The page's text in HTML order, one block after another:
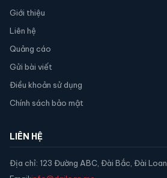
Giới thiệu
Liên hệ
Quảng cáo
Gửi bài viết
Điều khoản sử dụng
Chính sách bảo mật
LIÊN HỆ
Địa chỉ: 123 Đường ABC, Đài Bắc, Đài Loan